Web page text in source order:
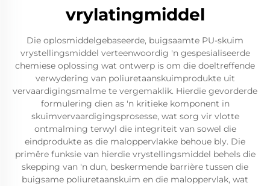
vrylatingmiddel
Die oplosmiddelgebaseerde, buigsaamte PU-skuim
vrystellingsmiddel verteenwoordig 'n gespesialiseerde
chemiese oplossing wat ontwerp is om die doeltreffende
verwydering van poliuretaanskuimprodukte uit
vervaardigingsmalme te vergemaklik. Hierdie gevorderde
formulering dien as 'n kritieke komponent in
skuimvervaardigingsprosesse, wat sorg vir vlotte
ontmalming terwyl die integriteit van sowel die
eindprodukte as die maloppervlakke behoue bly. Die
primêre funksie van hierdie vrystellingsmiddel behels die
skepping van 'n dun, beskermende barrière tussen die
buigsame poliuretaanskuim en die maloppervlak, wat